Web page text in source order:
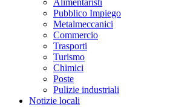
Alimentaristi
Pubblico Impiego
Metalmeccanici
Commercio
Trasporti
Turismo
Chimici
Poste
Pulizie industriali
Notizie locali